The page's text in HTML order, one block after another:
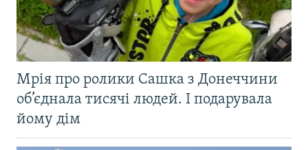
Мрія про ролики Сашка з Донеччини
об’єднала тисячі людей. І подарувала
йому дім